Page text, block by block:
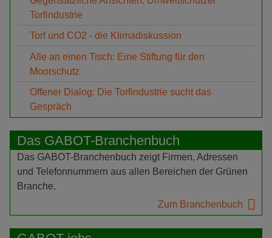
Torfindustrie
Torf und CO2 - die Klimadiskussion
Alle an einen Tisch: Eine Stiftung für den
Moorschutz
Offener Dialog: Die Torfindustrie sucht das
Gespräch
Das GABOT-Branchenbuch
Das GABOT-Branchenbuch zeigt Firmen, Adressen
und Telefonnummern aus allen Bereichen der Grünen
Branche.
Zum Branchenbuch